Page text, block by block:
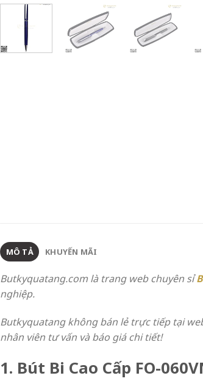
MÔ TẢ KHUYẾN MÃI
Butkyquatang.com là trang web chuyên sỉ
nghiệp.
Butkyquatang không bán lẻ trực tiếp tại
nhân viên tư vấn và báo giá chi tiết!
1. Bút Bi Cao Cấp FO-